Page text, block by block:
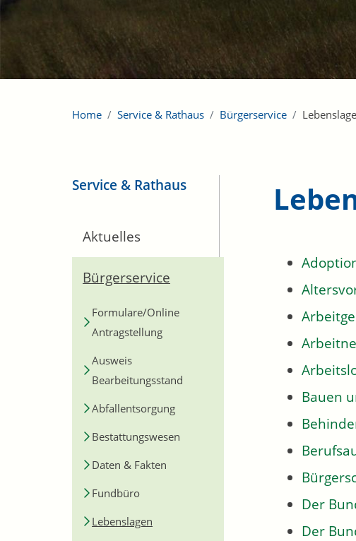
Home Service & Rathaus Bürgerservice
Service & Rathaus
Aktuelles
Bürgerservice
Formulare/Online
Antragstellung
Ausweis
Bearbeitungsstand
Abfallentsorgung
Bestattungswesen
Daten & Fakten
Fundbüro
Lebenslagen
Bauen
Der
Der